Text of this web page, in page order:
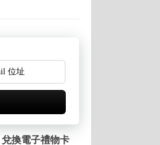
換電子禮物卡